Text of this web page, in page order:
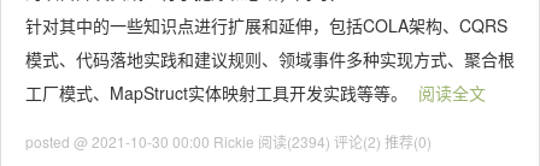
针对其中的一些知识点进行扩展和延伸，包括COLA架构、CQRS
模式、代码落地实践和建议规则、领域事件多种实现方式、聚合根
工厂模式、MapStruct实体映射工具开发实践等等。
阅读全文
posted @ 2021-10-30 00:00 Rickie 阅读(2394) 评论(2) 推荐(0)